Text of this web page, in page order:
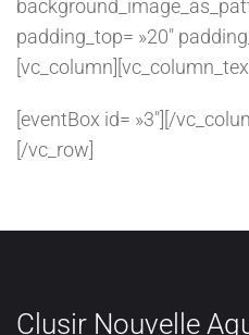
padding_top= »20″
[eventBox id= »3″][/
[/vc_row]
Clusir Nouvelle